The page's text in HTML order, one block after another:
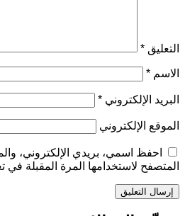
التعليق *
الاسم *
البريد الإلكتروني *
الموقع الإلكتروني
احفظ اسمي، بريدي الإلكتروني،
المتصفح لاستخدامها المرة المقبلة في